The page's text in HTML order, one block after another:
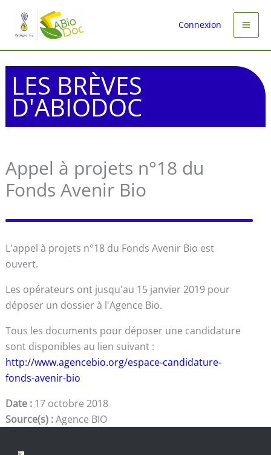
contenu
Connexion
LES BRÈVES
D'ABIODOC
Appel à projets n°18 du
Fonds Avenir Bio
L'appel à projets n°18 du Fonds Avenir Bio est
ouvert.
Les opérateurs ont jusqu'au 15 janvier 2019 pour
déposer un dossier à l'Agence Bio.
Tous les documents pour déposer une candidature
sont disponibles au lien suivant :
http://www.agencebio.org/espace-candidature-
fonds-avenir-bio
Date : 17 octobre 2018
Source(s) :Agence BIO